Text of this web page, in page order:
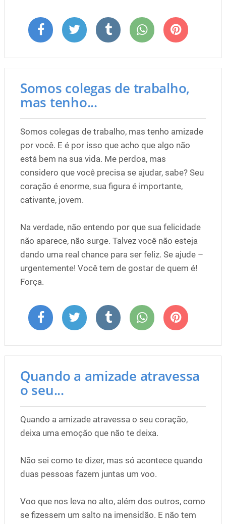
Somos colegas de trabalho,
mas tenho...
Somos colegas de trabalho, mas tenho amizade
por você. E é por isso que acho que algo não
está bem na sua vida. Me perdoa, mas
considero que você precisa se ajudar, sabe? Seu
coração é enorme, sua figura é importante,
cativante, jovem.
Na verdade, não entendo por que sua felicidade
não aparece, não surge. Talvez você não esteja
dando uma real chance para ser feliz. Se ajude –
urgentemente! Você tem de gostar de quem é!
Força.
Quando a amizade atravessa
o seu...
Quando a amizade atravessa o seu coração,
deixa uma emoção que não te deixa.
Não sei como te dizer, mas só acontece quando
duas pessoas fazem juntas um voo.
Voo que nos leva no alto, além dos outros, como
se fizessem um salto na imensidão. E não tem